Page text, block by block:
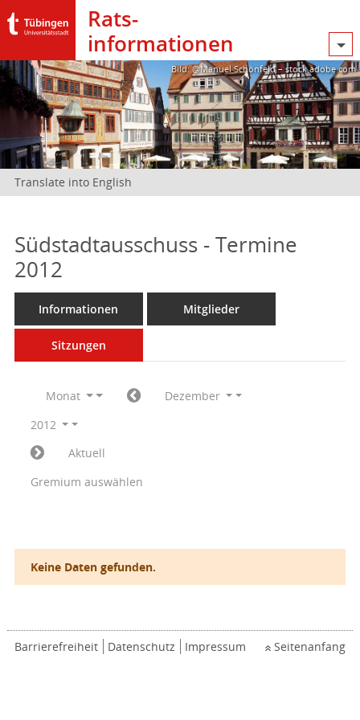
Rats­
informationen
Bild: @Manuel Schönfeld – stock.adobe.com
Translate into English
Südstadtausschuss - Termine
2012
Informationen Mitglieder
Sitzungen
Monat
Dezember
2012
Aktuell
Gremium auswählen
Keine Daten gefunden.
Barrierefreiheit Datenschutz Impressum Seitenanfang